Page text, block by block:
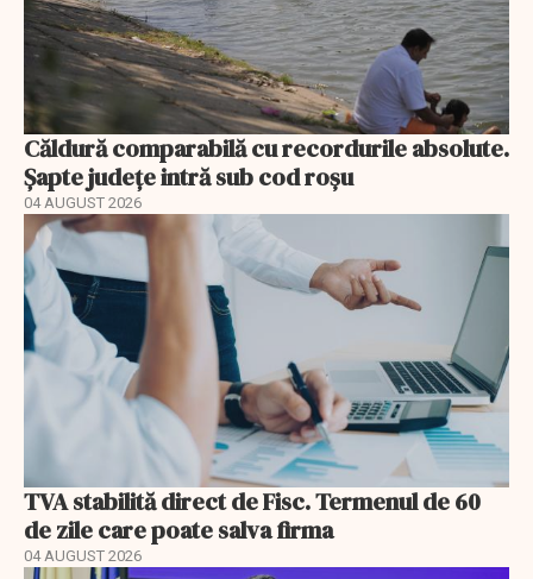
Căldură comparabilă cu recordurile absolute.
Șapte județe intră sub cod roșu
04 AUGUST 2026
TVA stabilită direct de Fisc. Termenul de 60
de zile care poate salva firma
04 AUGUST 2026